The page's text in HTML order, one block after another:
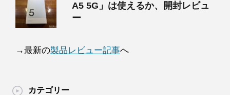
A5 5G」は使えるか、開封レビュ
ー
→最新の製品レビュー記事へ
カテゴリー